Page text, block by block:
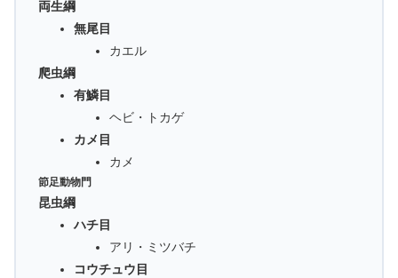
両生綱
無尾目
カエル
爬虫綱
有鱗目
ヘビ・トカゲ
カメ目
カメ
節足動物門
昆虫綱
ハチ目
アリ・ミツバチ
コウチュウ目